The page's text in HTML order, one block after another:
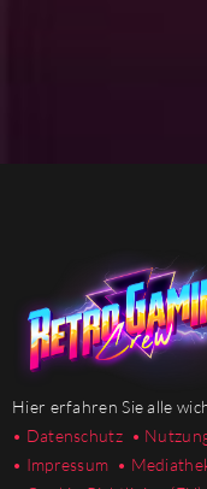
Hier erfahren Sie alle
• Datenschutz •
• Impressum •